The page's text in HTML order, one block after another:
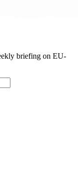
briefing on EU-